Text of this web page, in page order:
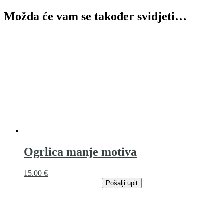
Možda će vam se također svidjeti…
Ogrlica manje motiva
15.00 €
Pošalji upit